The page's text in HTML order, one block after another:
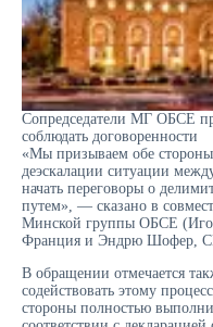
Сопредседатели МГ ОБСЕ
соблюдать договоренности
«Мы призываем обе
деэскалации ситуации
начать переговоры о
путем», — сказано в
Минской группы ОБСЕ
Франция и Эндрю Шофер,
В обращении отмечается
содействовать этому
стороны полностью